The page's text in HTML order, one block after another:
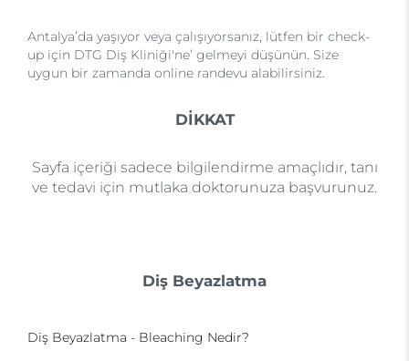
Antalya’da yaşıyor veya çalışıyorsanız, lütfen bir check-
up için DTG Diş Kliniği'ne’ gelmeyi düşünün. Size
uygun bir zamanda online randevu alabilirsiniz.
DİKKAT
Sayfa içeriği sadece bilgilendirme amaçlıdır, tanı
ve tedavi için mutlaka doktorunuza başvurunuz.
Diş Beyazlatma
Diş Beyazlatma - Bleaching Nedir?